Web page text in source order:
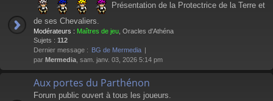
Présentation de la Protectrice de la Terre et
de ses Chevaliers.
Modérateurs : Maîtres de jeu Oracles d'Athéna
Sujets : 112
Dernier message : BG de Mermedia
par Mermedia , sam. janv. 03, 2026 5:14 pm
Aux portes du Parthénon
Forum public ouvert à tous les joueurs.